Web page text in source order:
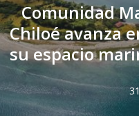
Comunidad
Chiloé avanza
su espacio